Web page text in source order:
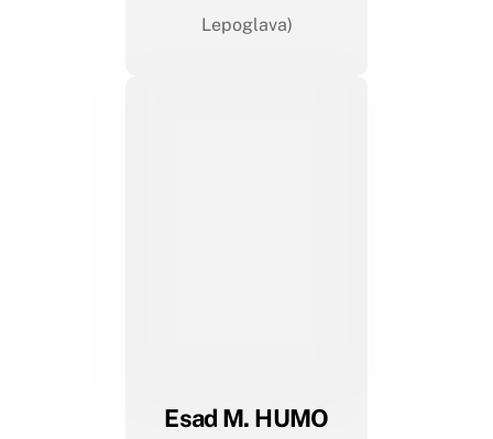
Lepoglava)
Esad M. HUMO